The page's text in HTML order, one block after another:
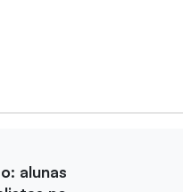
alunas